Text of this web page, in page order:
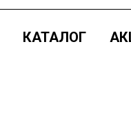
КАТАЛОГ